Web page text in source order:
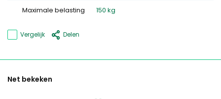
Maximale belasting 150 kg
Vergelijk Delen
Net bekeken